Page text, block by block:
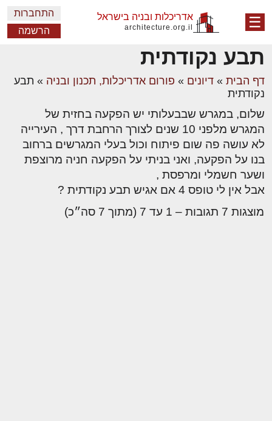
☰ אדריכלות ובניה בישראל
architecture.org.il
התחברות
הרשמה
תבע נקודתית
דף הבית » דיונים » פורום אדריכלות, תכנון ובניה » תבע
נקודתית
שלום, במגרש שבבעלותי יש הפקעה בחזית של
המגרש מלפני 10 שנים לצורך הרחבת דרך , העירייה
לא עושה פה שום פיתוח וכול בעלי המגרשים ברחוב
בנו על הפקעה, ואני בניתי על הפקעה חניה מרוצפת
ושער חשמלי ומרפסת ,
אבל אין לי טופס 4 אם אגיש תבע נקודתית ?
מוצגות 7 תגובות – 1 עד 7 (מתוך 7 סה״כ)